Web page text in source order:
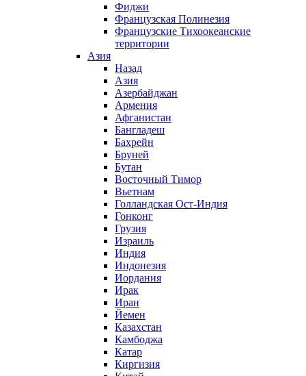
Фиджи
Французская Полинезия
Французские Тихоокеанские
территории
Азия
Назад
Азия
Азербайджан
Армения
Афганистан
Бангладеш
Бахрейн
Бруней
Бутан
Восточный Тимор
Вьетнам
Голландская Ост-Индия
Гонконг
Грузия
Израиль
Индия
Индонезия
Иордания
Ирак
Иран
Йемен
Казахстан
Камбоджа
Катар
Киргизия